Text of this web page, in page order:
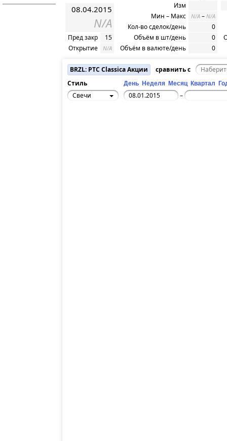
08.04.2015
N/A
Пред закр
15
Открытие
N/A
Изм
Мин – Макс
N/A – N/A
Кол-во сделок/день
0
Объём в шт/день
0
Объём в валюте/день
0
BRZL: РТС Classica Акции
сравнить с
Стиль
День Неделя Месяц Квартал
Свечи –